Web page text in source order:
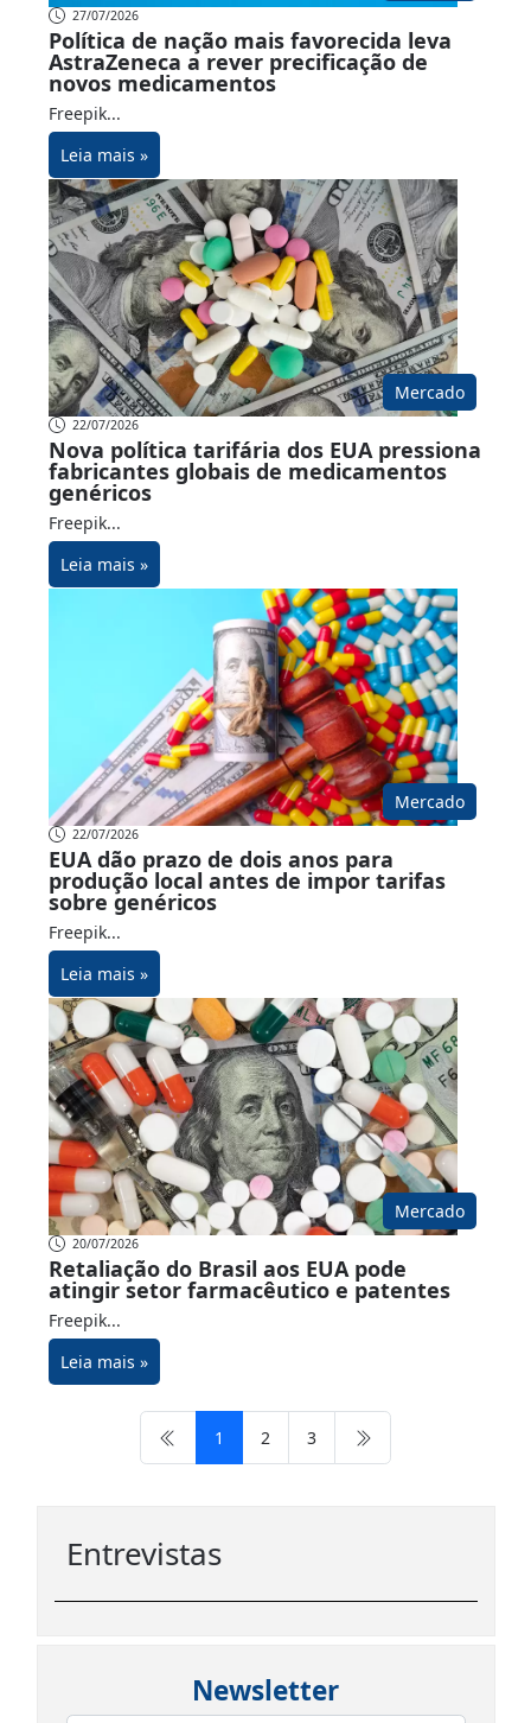
27/07/2026
Política de nação mais favorecida leva
AstraZeneca a rever precificação de
novos medicamentos
Freepik...
Leia mais »
Mercado
22/07/2026
Nova política tarifária dos EUA pressiona
fabricantes globais de medicamentos
genéricos
Freepik...
Leia mais »
Mercado
22/07/2026
EUA dão prazo de dois anos para
produção local antes de impor tarifas
sobre genéricos
Freepik...
Leia mais »
Mercado
20/07/2026
Retaliação do Brasil aos EUA pode
atingir setor farmacêutico e patentes
Freepik...
Leia mais »
1 2 3
Entrevistas
Newsletter